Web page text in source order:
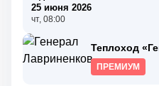
25 июня 2026
чт, 08:00
Теплоход
ПРЕМИУМ